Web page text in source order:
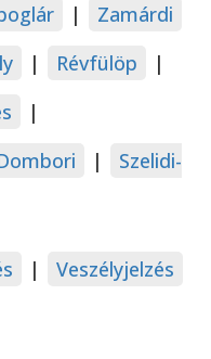
|
Zamárdi
| Révfülöp
|
|
|
Szelidi-
|
Veszélyjelzés